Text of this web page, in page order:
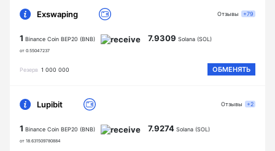
Exswaping
1 Binance Coin BEP20 (BNB)
от 0.55047237
7.9309 Solana (SOL)
Резерв 1 000 000 ОБМЕНЯТЬ
Отзывы +79
Lupibit
1 Binance Coin BEP20 (BNB)
от 18.631509780884
7.9274 Solana (SOL)
Отзывы +2